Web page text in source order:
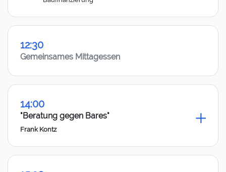
12:30
Gemeinsames Mittagessen
14:00
"Beratung gegen Bares"
Frank Kontz